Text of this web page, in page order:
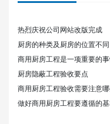
热烈庆祝公司网站改版完成
厨房的种类及厨房的位置不
商用厨房工程是一项重要的
厨房隐蔽工程验收要点
商用厨房工程验收需要注意哪
做好商用厨房工程要遵循的基